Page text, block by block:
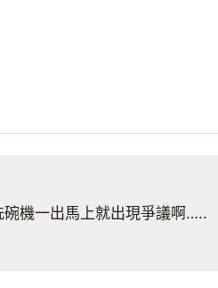
碗機一出馬上就出現爭議啊…..